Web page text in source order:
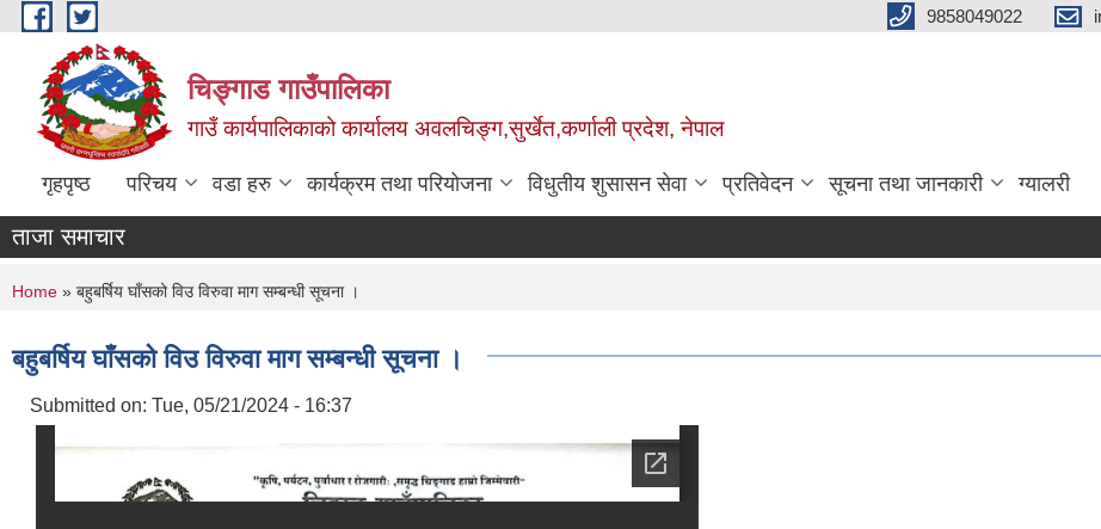
Skip to main content 9858049022
चिङ्गाड गाउँपालिका
गाउँ कार्यपालिकाको कार्यालय अवलचिङ्ग,सुर्खेत,कर्णाली प्रदेश, नेपाल
गृहपृष्ठ परिचय वडा हरु कार्यक्रम तथा परियोजना विधुतीय शुसासन सेवा प्रतिवेदन सूचना तथा जानकारी ग्यालरी
ताजा समाचार
You are here
Home » बहुबर्षिय घाँसको विउ विरुवा माग सम्बन्धी सूचना ।
बहुबर्षिय घाँसको विउ विरुवा माग सम्बन्धी सूचना ।
Submitted on: Tue, 05/21/2024 - 16:37